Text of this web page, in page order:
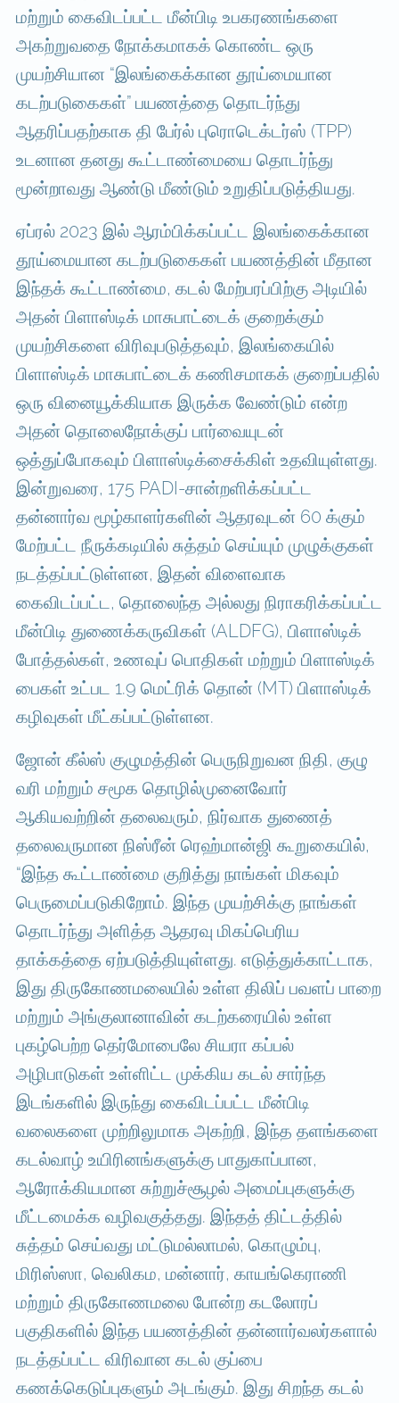
மற்றும் கைவிடப்பட்ட மீன்பிடி உபகரணங்களை
அகற்றுவதை நோக்கமாகக் கொண்ட ஒரு
முயற்சியான “இலங்கைக்கான தூய்மையான
கடற்படுகைகள்” பயணத்தை தொடர்ந்து
ஆதரிப்பதற்காக தி பேர்ல் புரொடெக்டர்ஸ் (TPP)
உடனான தனது கூட்டாண்மையை தொடர்ந்து
மூன்றாவது ஆண்டு மீண்டும் உறுதிப்படுத்தியது.
ஏப்ரல் 2023 இல் ஆரம்பிக்கப்பட்ட இலங்கைக்கான
தூய்மையான கடற்படுகைகள் பயணத்தின் மீதான
இந்தக் கூட்டாண்மை, கடல் மேற்பரப்பிற்கு அடியில்
அதன் பிளாஸ்டிக் மாசுபாட்டைக் குறைக்கும்
முயற்சிகளை விரிவுபடுத்தவும், இலங்கையில்
பிளாஸ்டிக் மாசுபாட்டைக் கணிசமாகக் குறைப்பதில்
ஒரு வினையூக்கியாக இருக்க வேண்டும் என்ற
அதன் தொலைநோக்குப் பார்வையுடன்
ஒத்துப்போகவும் பிளாஸ்டிக்சைக்கிள் உதவியுள்ளது.
இன்றுவரை, 175 PADI-சான்றளிக்கப்பட்ட
தன்னார்வ மூழ்காளர்களின் ஆதரவுடன் 60 க்கும்
மேற்பட்ட நீருக்கடியில் சுத்தம் செய்யும் முழுக்குகள்
நடத்தப்பட்டுள்ளன, இதன் விளைவாக
கைவிடப்பட்ட, தொலைந்த அல்லது நிராகரிக்கப்பட்ட
மீன்பிடி துணைக்கருவிகள் (ALDFG), பிளாஸ்டிக்
போத்தல்கள், உணவுப் பொதிகள் மற்றும் பிளாஸ்டிக்
பைகள் உட்பட 1.9 மெட்ரிக் தொன் (MT) பிளாஸ்டிக்
கழிவுகள் மீட்கப்பட்டுள்ளன.
ஜோன் கீல்ஸ் குழுமத்தின் பெருநிறுவன நிதி, குழு
வரி மற்றும் சமூக தொழில்முனைவோர்
ஆகியவற்றின் தலைவரும், நிர்வாக துணைத்
தலைவருமான நிஸ்ரீன் ரெஹ்மான்ஜி கூறுகையில்,
“இந்த கூட்டாண்மை குறித்து நாங்கள் மிகவும்
பெருமைப்படுகிறோம். இந்த முயற்சிக்கு நாங்கள்
தொடர்ந்து அளித்த ஆதரவு மிகப்பெரிய
தாக்கத்தை ஏற்படுத்தியுள்ளது. எடுத்துக்காட்டாக,
இது திருகோணமலையில் உள்ள திலிப் பவளப் பாறை
மற்றும் அங்குலானாவின் கடற்கரையில் உள்ள
புகழ்பெற்ற தெர்மோபைலே சியரா கப்பல்
அழிபாடுகள் உள்ளிட்ட முக்கிய கடல் சார்ந்த
இடங்களில் இருந்து கைவிடப்பட்ட மீன்பிடி
வலைகளை முற்றிலுமாக அகற்றி, இந்த தளங்களை
கடல்வாழ் உயிரினங்களுக்கு பாதுகாப்பான,
ஆரோக்கியமான சுற்றுச்சூழல் அமைப்புகளுக்கு
மீட்டமைக்க வழிவகுத்தது. இந்தத் திட்டத்தில்
சுத்தம் செய்வது மட்டுமல்லாமல், கொழும்பு,
மிரிஸ்ஸா, வெலிகம, மன்னார், காயங்கெராணி
மற்றும் திருகோணமலை போன்ற கடலோரப்
பகுதிகளில் இந்த பயணத்தின் தன்னார்வலர்களால்
நடத்தப்பட்ட விரிவான கடல் குப்பை
கணக்கெடுப்புகளும் அடங்கும். இது சிறந்த கடல்